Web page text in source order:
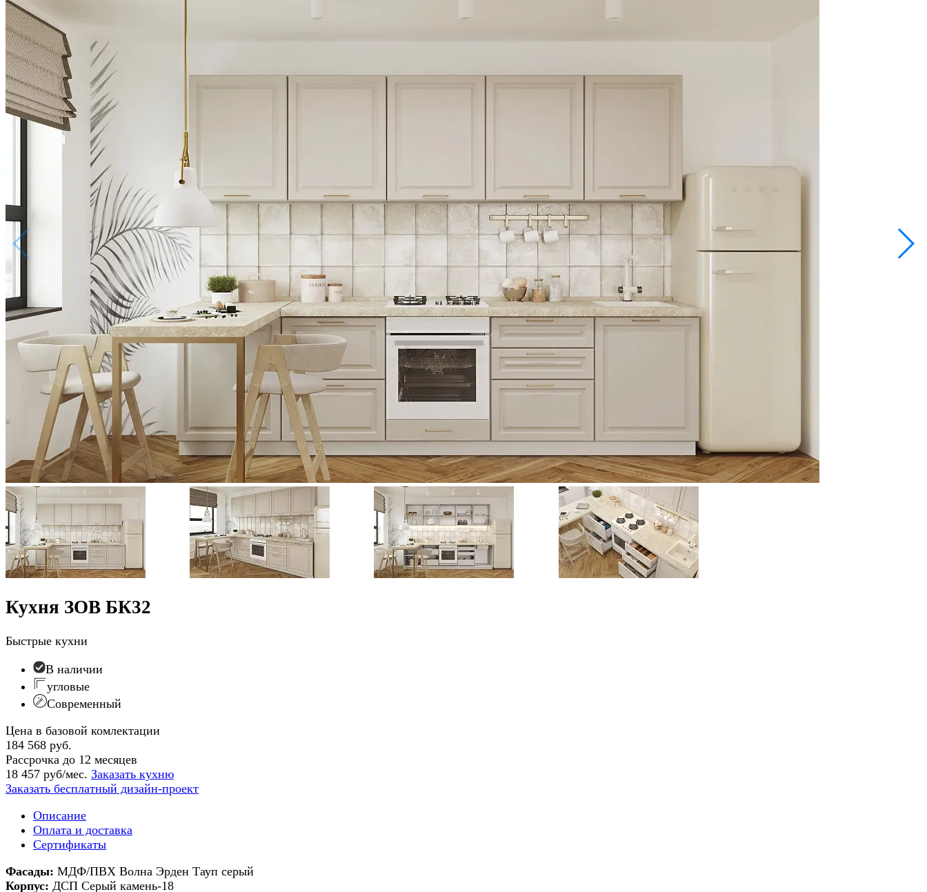
Кухня ЗОВ БК32
Быстрые кухни
В наличии
угловые
Современный
Цена в базовой комлектации
184 568 руб.
Рассрочка до 12 месяцев
18 457 руб/мес. Заказать кухню
Заказать бесплатный дизайн-проект
Описание
Оплата и доставка
Сертификаты
Фасады: МДФ/ПВХ Волна Эрден Тауп серый
Корпус: ДСП Серый камень-18